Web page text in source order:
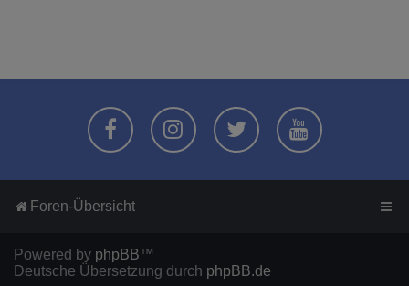
Foren-Übersicht
Powered by phpBB™
Deutsche Übersetzung durch phpBB.de